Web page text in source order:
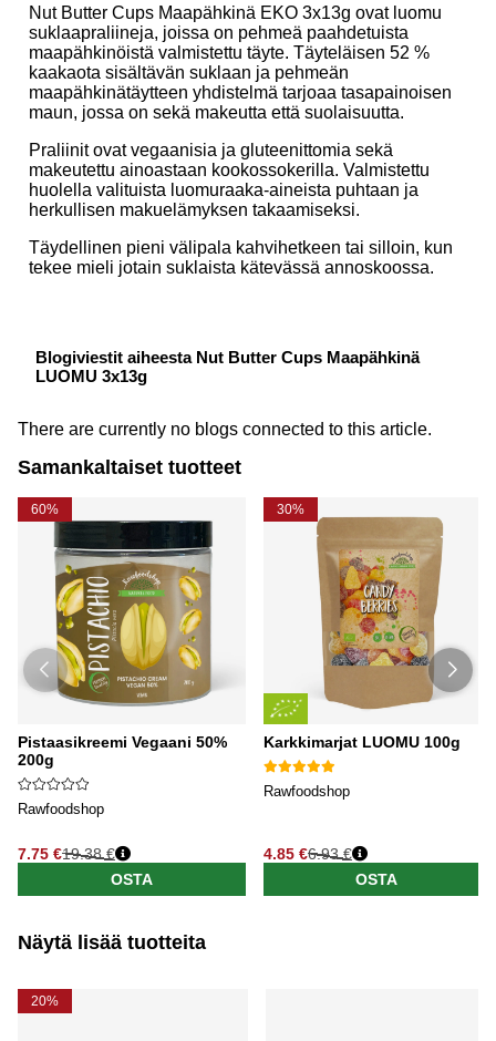
Nut Butter Cups Maapähkinä EKO 3x13g ovat luomu
suklaapraliineja, joissa on pehmeä paahdetuista
maapähkinöistä valmistettu täyte. Täyteläisen 52 %
kaakaota sisältävän suklaan ja pehmeän
maapähkinätäytteen yhdistelmä tarjoaa tasapainoisen
maun, jossa on sekä makeutta että suolaisuutta.
Praliinit ovat vegaanisia ja gluteenittomia sekä
makeutettu ainoastaan kookossokerilla. Valmistettu
huolella valituista luomuraaka-aineista puhtaan ja
herkullisen makuelämyksen takaamiseksi.
Täydellinen pieni välipala kahvihetkeen tai silloin, kun
tekee mieli jotain suklaista kätevässä annoskoossa.
Blogiviestit aiheesta Nut Butter Cups Maapähkinä
LUOMU 3x13g
There are currently no blogs connected to this article.
Samankaltaiset tuotteet
60%
Pistaasikreemi Vegaani 50%
200g
Rawfoodshop
7.75 €19.38 €
OSTA
30%
Karkkimarjat LUOMU 100g
Rawfoodshop
4.85 €6.93 €
OSTA
Näytä lisää tuotteita
20%